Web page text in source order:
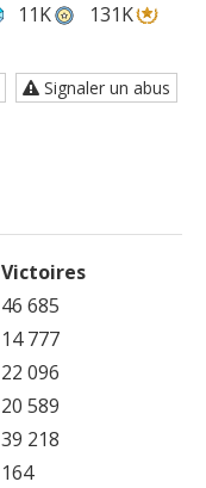
11K
131K
Signaler un abus
Victoires
46 685
14 777
22 096
20 589
39 218
164